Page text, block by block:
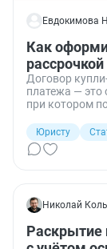
Евдокимова
Как
Договор
платежа — это
при котором
покупателем
внесения
Юристу
Николай
Раскрытие